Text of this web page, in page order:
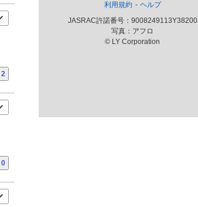
2
0
利用規約
ヘルプ
JASRAC許諾番号：9008249113Y38200
写真：アフロ
© LY Corporation